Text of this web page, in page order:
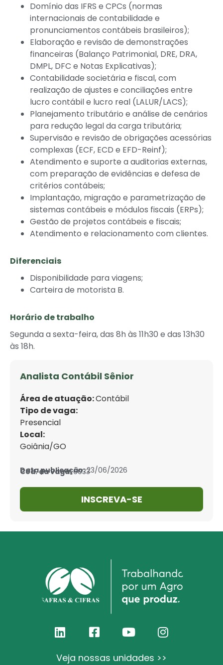
Domínio das IFRS e CPCs (normas
internacionais de contabilidade e
pronunciamentos contábeis brasileiros);
Elaboração e revisão de demonstrações
financeiras (Balanço Patrimonial, DRE, DRA,
DMPL, DFC e Notas Explicativas);
Contabilidade societária e fiscal, com
realização de ajustes e conciliações entre
lucro contábil e lucro real (LALUR/LACS);
Planejamento tributário e análise de cenários
para redução legal da carga tributária;
Supervisão e revisão de obrigações acessórias
complexas (ECF, ECD e EFD-Reinf);
Atendimento e suporte a auditorias externas,
com preparação de evidências e defesa de
critérios contábeis;
Implantação, migração e parametrização de
sistemas contábeis e módulos fiscais (ERPs);
Gestão de projetos contábeis e fiscais;
Atendimento e relacionamento com clientes.
Diferenciais
Disponibilidade para viagens;
Carteira de motorista B.
Horário de trabalho
Segunda a sexta-feira, das 8h às 11h30 e das 13h30
às 18h.
Analista Contábil Sênior
Área de atuação:Contábil
Tipo de vaga:
Presencial
Local:
Goiânia/GO
Data publicação:23/06/2026
Cód. da vaga:6033
INSCREVA-SE
Veja nossas unidades >>